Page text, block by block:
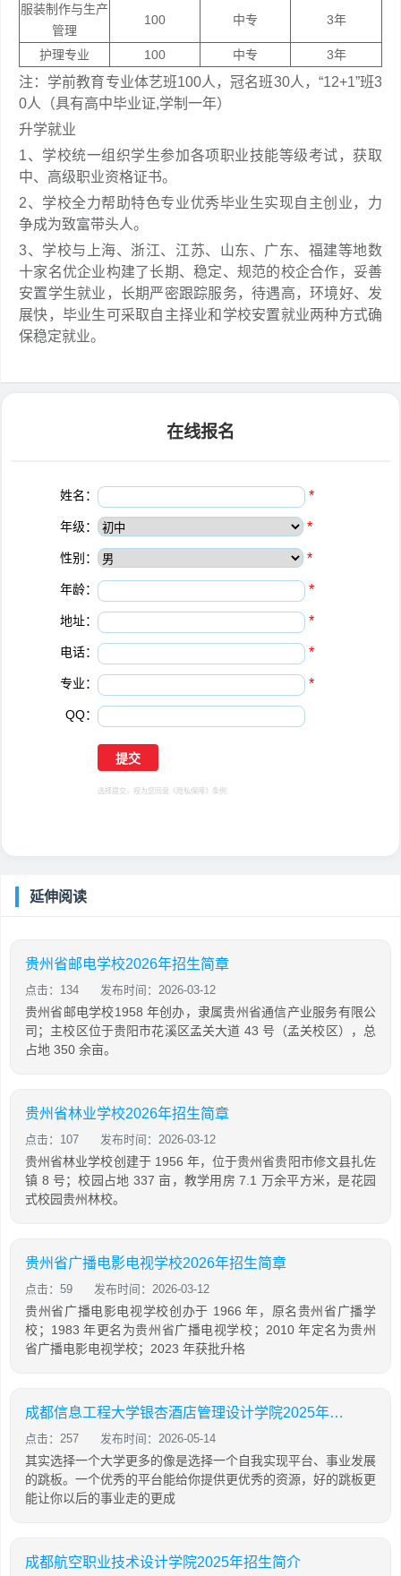
服装制作与生产
管理
100 中专 3年
护理专业 100 中专 3年
注：学前教育专业体艺班100人，冠名班30人，“12+1”班3
0人（具有高中毕业证,学制一年）
升学就业
1、学校统一组织学生参加各项职业技能等级考试，获取
中、高级职业资格证书。
2、学校全力帮助特色专业优秀毕业生实现自主创业，力
争成为致富带头人。
3、学校与上海、浙江、江苏、山东、广东、福建等地数
十家名优企业构建了长期、稳定、规范的校企合作，妥善
安置学生就业，长期严密跟踪服务，待遇高，环境好、发
展快，毕业生可采取自主择业和学校安置就业两种方式确
保稳定就业。
在线报名
姓名： *
年级： *
性别： *
年龄： *
地址： *
电话： *
专业： *
QQ：
选择提交，视为您同意 《隐私保障》 条例
延伸阅读
贵州省邮电学校2026年招生简章
点击：134 发布时间：2026-03-12
贵州省邮电学校1958 年创办，隶属贵州省通信产业服务有限公
司；主校区位于贵阳市花溪区孟关大道 43 号（孟关校区），总
占地 350 余亩。
贵州省林业学校2026年招生简章
点击：107 发布时间：2026-03-12
贵州省林业学校创建于 1956 年，位于贵州省贵阳市修文县扎佐
镇 8 号；校园占地 337 亩，教学用房 7.1 万余平方米，是花园
式校园贵州林校。
贵州省广播电影电视学校2026年招生简章
点击：59 发布时间：2026-03-12
贵州省广播电影电视学校创办于 1966 年，原名贵州省广播学
校；1983 年更名为贵州省广播电视学校；2010 年定名为贵州
省广播电影电视学校；2023 年获批升格
成都信息工程大学银杏酒店管理设计学院2025年招生简介
点击：257 发布时间：2026-05-14
其实选择一个大学更多的像是选择一个自我实现平台、事业发展
的跳板。一个优秀的平台能给你提供更优秀的资源，好的跳板更
能让你以后的事业走的更成
成都航空职业技术设计学院2025年招生简介